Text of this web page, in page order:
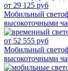
от 29 125 руб
Мобильный
высокоточными
от 52 555 руб
Мобильный
высокоточными